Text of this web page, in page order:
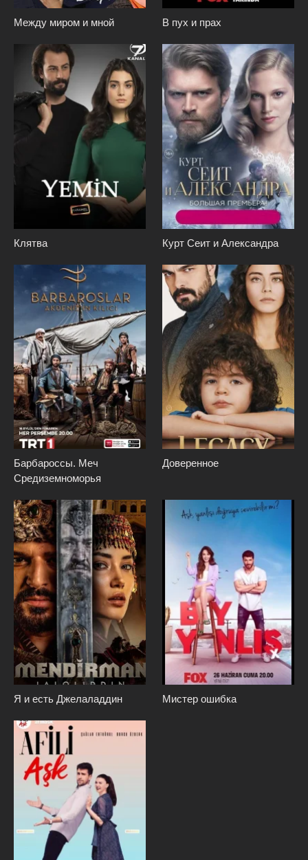
Между миром и мной В пух и прах
Клятва Курт Сеит и Александра
Барбароссы. Меч
Средиземноморья
Доверенное
Я и есть Джелаладдин Мистер ошибка